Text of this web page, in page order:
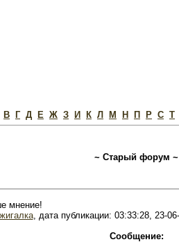
В Г Д Е Ж З И К Л М Н П Р С Т
~ Старый форум ~
мнение!
, дата публикации: 03:33:28, 23-
Сообщение: